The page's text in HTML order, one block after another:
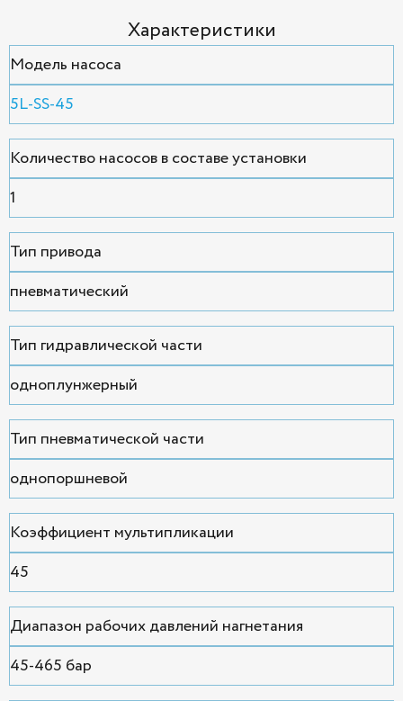
Характеристики
Модель насоса
5L-SS-45
Количество насосов в составе установки
1
Тип привода
пневматический
Тип гидравлической части
одноплунжерный
Тип пневматической части
однопоршневой
Коэффициент мультипликации
45
Диапазон рабочих давлений нагнетания
45-465 бар